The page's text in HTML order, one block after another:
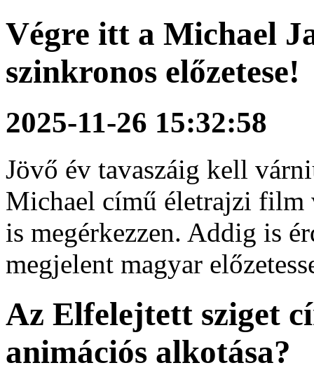
Végre itt a Michael
szinkronos előzetese!
2025-11-26 15:32:58
Jövő év tavaszáig kell
Michael című életrajzi film
is megérkezzen. Addig is
megjelent magyar
Az Elfelejtett sziget
animációs alkotása?